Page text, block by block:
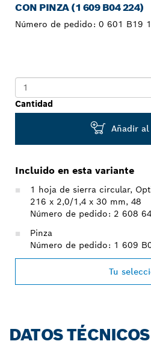
CON PINZA (1 609 B04 224)
Número de pedido: 0 601 B19
Cantidad
Añadir
Incluido en esta variante
1 hoja de sierra circular,
216 x 2,0/1,4 x 30 mm, 48
Número de pedido: 2 608
Pinza
Número de pedido: 1 609
Tu
DATOS TÉCNICOS